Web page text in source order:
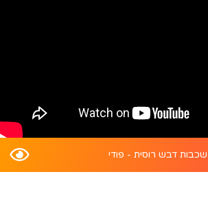
שכבות דבש רוסית - פודי